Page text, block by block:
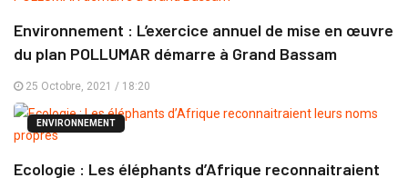
Environnement : L’exercice annuel de mise en œuvre
du plan POLLUMAR démarre à Grand Bassam
25 Octobre, 2021 / 18:20
ENVIRONNEMENT
Ecologie : Les éléphants d’Afrique reconnaitraient